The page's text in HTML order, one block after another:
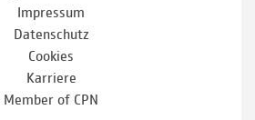
Impressum
Datenschutz
Cookies
Karriere
Member of CPN